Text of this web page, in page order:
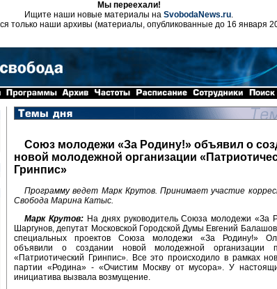
Мы переехали!
Ищите наши новые материалы на SvobodaNews.ru.
только наши архивы (материалы, опубликованные до 16 января
Союз молодежи «За Родину!» объявил о
новой молодежной организации
Гринпис»
Программу ведет Марк Крутов. Принимает участие
Свобода Марина Катыс.
Марк Крутов:На днях руководитель Союза молодежи «За
Шаргунов, депутат Московской Городской Думы Евгений
специальных проектов Союза молодежи «За Родину!»
объявили о создании новой молодежной организации
«Патриотический Гринпис». Все это происходило в рамках
партии «Родина» - «Очистим Москву от мусора». У
инициатива вызвала возмущение.